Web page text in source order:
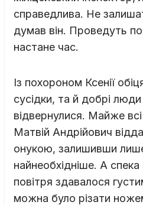
справедлива. Не
думав він. Проведуть
настане час.
Із похороном Ксенії
сусідки, та й добрі люди
відвернулися. Майже
Матвій Андрійович
онукою, залишивши
найнеобхідніше. А
повітря здавалося
можна було різати